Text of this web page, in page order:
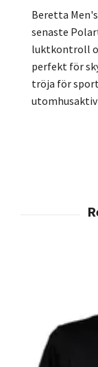
Beretta
senaste
luktkontroll
perfekt för
tröja för